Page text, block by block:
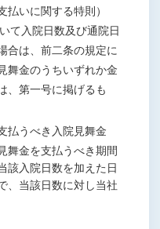
払いに関する特則）
て入院日数及び通院日
合は、前二条の規定に
舞金のうちいずれか金
、第一号に掲げるも
払うべき入院見舞金
舞金を支払うべき期間
該入院日数を加えた日
、当該日数に対し当社